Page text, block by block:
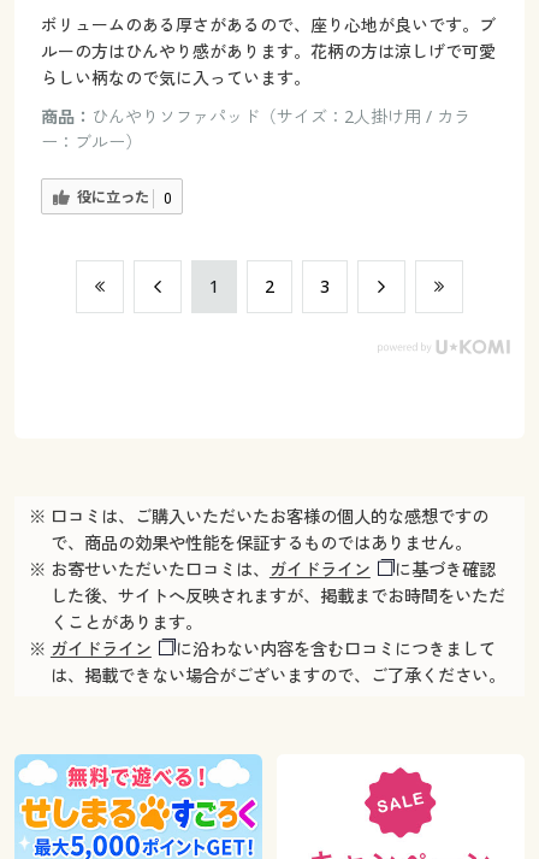
ボリュームのある厚さがあるので、座り心地が良いです。ブ
ルーの方はひんやり感があります。花柄の方は涼しげで可愛
らしい柄なので気に入っています。
商品： ひんやりソファパッド（サイズ：2人掛け用 / カラ
ー：ブルー）
役に立った 0
​1 ​2 ​3
※ 口コミは、ご購入いただいたお客様の個人的な感想ですの
で、商品の効果や性能を保証するものではありません。
※ お寄せいただいた口コミは、 ガイドライン
に基づき確認
した後、サイトへ反映されますが、掲載までお時間をいただ
くことがあります。
※ ガイドライン
に沿わない内容を含む口コミにつきまして
は、掲載できない場合がございますので、ご了承ください。